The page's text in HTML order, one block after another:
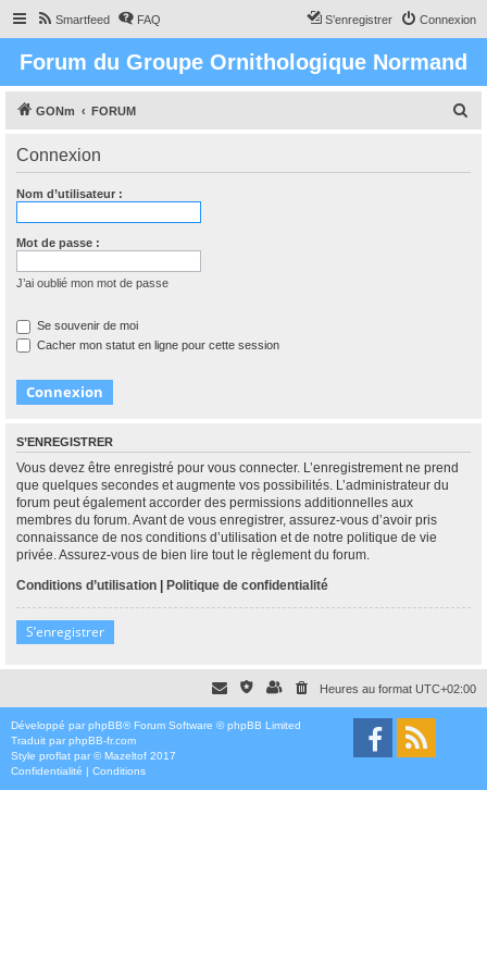
Smartfeed FAQ Connexion
S’enregistrer
Forum du Groupe Ornithologique Normand
GONm FORUM
Connexion
Nom d’utilisateur :
Mot de passe :
J’ai oublié mon mot de passe
Se souvenir de moi
Cacher mon statut en ligne pour cette session
S’ENREGISTRER
Vous devez être enregistré pour vous connecter. L’enregistrement ne prend
que quelques secondes et augmente vos possibilités. L’administrateur du
forum peut également accorder des permissions additionnelles aux
membres du forum. Avant de vous enregistrer, assurez-vous d’avoir pris
connaissance de nos conditions d’utilisation et de notre politique de vie
privée. Assurez-vous de bien lire tout le règlement du forum.
Conditions d’utilisation | Politique de confidentialité
S’enregistrer
Heures au format UTC+02:00
Développé par phpBB® Forum Software © phpBB Limited
Traduit par phpBB-fr.com
Style proflat par ©Mazeltof 2017
Confidentialité | Conditions